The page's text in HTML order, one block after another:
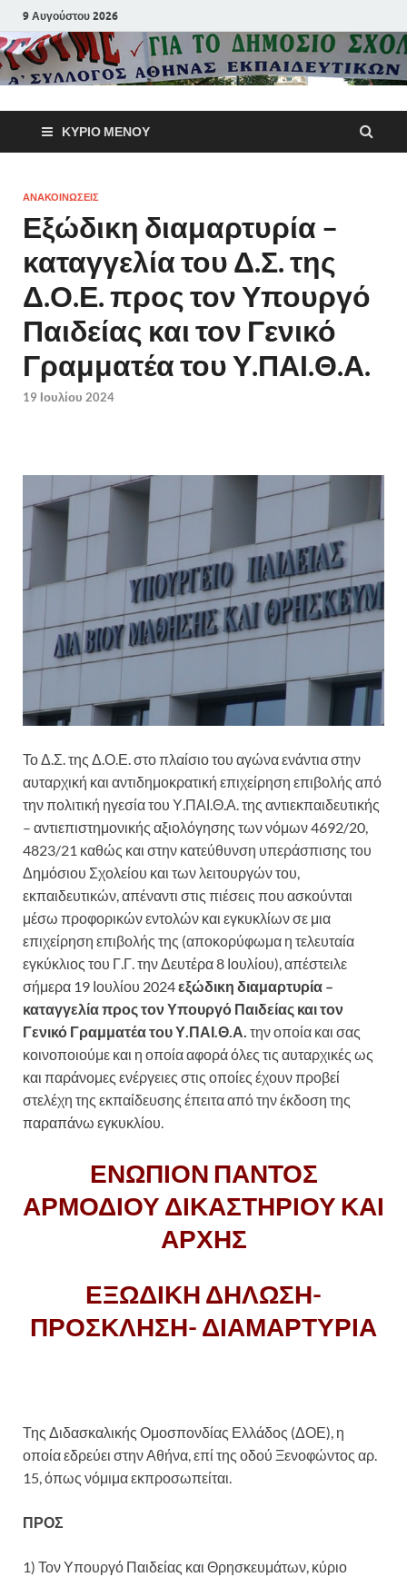
9 Αυγούστου 2026
Α΄
Αθηνών
Π.Ε.
ΚΎΡΙΟ ΜΕΝΟΎ
ΑΝΑΚΟΙΝΩΣΕΙΣ
Εξώδικη διαμαρτυρία –
καταγγελία του Δ.Σ. της
Δ.Ο.Ε. προς τον Υπουργό
Παιδείας και τον Γενικό
Γραμματέα του Υ.ΠΑΙ.Θ.Α.
19 Ιουλίου 2024
Το Δ.Σ. της Δ.Ο.Ε. στο πλαίσιο του αγώνα ενάντια στην
αυταρχική και αντιδημοκρατική επιχείρηση επιβολής από
την πολιτική ηγεσία του Υ.ΠΑΙ.Θ.Α. της αντιεκπαιδευτικής
– αντιεπιστημονικής αξιολόγησης των νόμων 4692/20,
4823/21 καθώς και στην κατεύθυνση υπεράσπισης του
Δημόσιου Σχολείου και των λειτουργών του,
εκπαιδευτικών, απέναντι στις πιέσεις που ασκούνται
μέσω προφορικών εντολών και εγκυκλίων σε μια
επιχείρηση επιβολής της (αποκορύφωμα η τελευταία
εγκύκλιος του Γ.Γ. την Δευτέρα 8 Ιουλίου), απέστειλε
σήμερα 19 Ιουλίου 2024εξώδικη διαμαρτυρία –
καταγγελία προς τον Υπουργό Παιδείας και τον
Γενικό Γραμματέα του Υ.ΠΑΙ.Θ.Α. την οποία και σας
κοινοποιούμε και η οποία αφορά όλες τις αυταρχικές ως
και παράνομες ενέργειες στις οποίες έχουν προβεί
στελέχη της εκπαίδευσης έπειτα από την έκδοση της
παραπάνω εγκυκλίου.
ΕΝΩΠΙΟΝ ΠΑΝΤΟΣ
ΑΡΜΟΔΙΟΥ ΔΙΚΑΣΤΗΡΙΟΥ ΚΑΙ
ΑΡΧΗΣ
ΕΞΩΔΙΚΗ ΔΗΛΩΣΗ-
ΠΡΟΣΚΛΗΣΗ- ΔΙΑΜΑΡΤΥΡΙΑ
Της Διδασκαλικής Ομοσπονδίας Ελλάδος (ΔΟΕ), η
οποία εδρεύει στην Αθήνα, επί της οδού Ξενοφώντος αρ.
15, όπως νόμιμα εκπροσωπείται.
ΠΡΟΣ
1) Τον Υπουργό Παιδείας και Θρησκευμάτων, κύριο